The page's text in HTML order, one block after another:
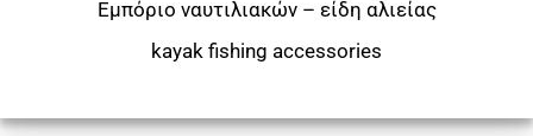
Εμπόριο ναυτιλιακών – είδη αλιείας
kayak fishing accessories